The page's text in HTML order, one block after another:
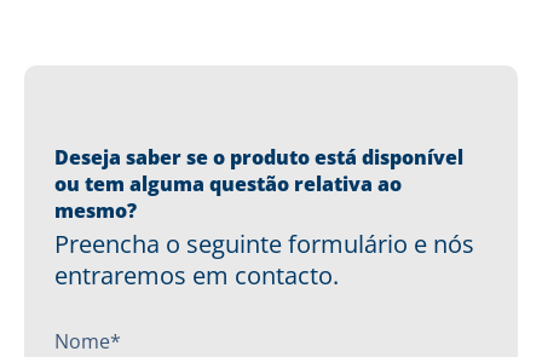
Deseja saber se o produto está disponível
ou tem alguma questão relativa ao
mesmo?
Preencha o seguinte formulário e nós
entraremos em contacto.
Nome*